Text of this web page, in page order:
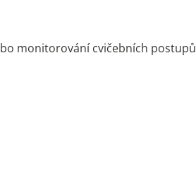
monitorování cvičebních postupů